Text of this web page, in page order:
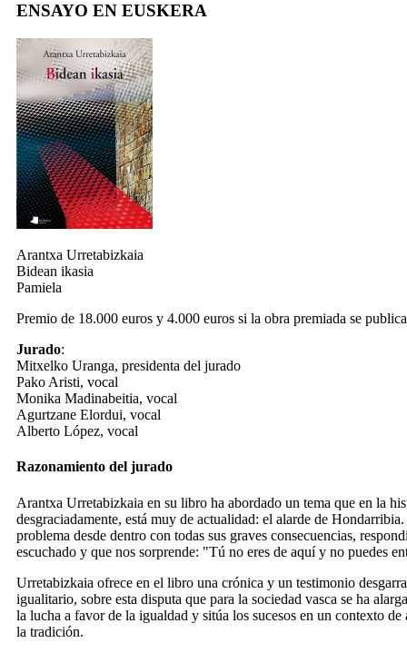
ENSAYO EN EUSKERA
Arantxa Urretabizkaia
Bidean ikasia
Pamiela
Premio de 18.000 euros y 4.000 euros si la obra premiada se
Jurado:
Mitxelko Uranga, presidenta del jurado
Pako Aristi, vocal
Monika Madinabeitia, vocal
Agurtzane Elordui, vocal
Alberto López, vocal
Razonamiento del jurado
Arantxa Urretabizkaia en su libro ha abordado un tema que en la
desgraciadamente, está muy de actualidad: el alarde de
problema desde dentro con todas sus graves consecuencias,
escuchado y que nos sorprende: "Tú no eres de aquí y no puedes
Urretabizkaia ofrece en el libro una crónica y un testimonio
igualitario, sobre esta disputa que para la sociedad vasca se ha
la lucha a favor de la igualdad y sitúa los sucesos en un contexto
la tradición.